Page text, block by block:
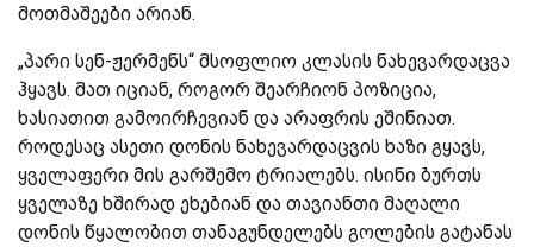
მოთმაშეები არიან.
„პარი სენ-ჟერმენს“ მსოფლიო კლასის ნახევარდაცვა
ჰყავს. მათ იციან, როგორ შეარჩიონ პოზიცია,
ხასიათით გამოირჩევიან და არაფრის ეშინიათ.
როდესაც ასეთი დონის ნახევარდაცვის ხაზი გყავს,
ყველაფერი მის გარშემო ტრიალებს. ისინი ბურთს
ყველაზე ხშირად ეხებიან და თავიანთი მაღალი
დონის წყალობით თანაგუნდელებს გოლების გატანას